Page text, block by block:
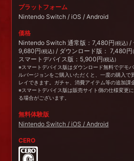
プラットフォーム
Nintendo Switch / iOS / Android
価格
Nintendo Switch 通常版：7,480円(税込) /
9,680円(税込) / ダウンロード版： 7,480円
スマートデバイス版：5,900円(税込)
※スマートデバイス版はダウンロード無料でデモ
ルバージョンをご購入いただくと、一度の購入で
レイできます。ガチャ、消費アイテム等の追加課
※スマートデバイス版は販売サイト側の仕様変更
る場合がございます。
無料体験版
Nintendo Switch / iOS / Android
CERO